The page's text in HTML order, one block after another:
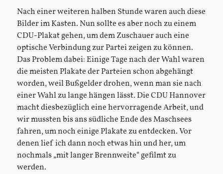
Nach einer weiteren halben Stunde waren auch diese
Bilder im Kasten. Nun sollte es aber noch zu einem
CDU-Plakat gehen, um dem Zuschauer auch eine
optische Verbindung zur Partei zeigen zu können.
Das Problem dabei: Einige Tage nach der Wahl waren
die meisten Plakate der Parteien schon abgehängt
worden, weil Bußgelder drohen, wenn man sie nach
einer Wahl zu lange hängen lässt. Die CDU Hannover
macht diesbezüglich eine hervorragende Arbeit, und
wir mussten bis ans südliche Ende des Maschsees
fahren, um noch einige Plakate zu entdecken. Vor
denen lief ich dann noch etwas hin und her, um
nochmals „mit langer Brennweite“ gefilmt zu
werden.